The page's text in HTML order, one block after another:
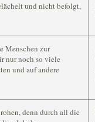
und nicht befolgt,
Menschen zur
nur noch so viele
und auf andere
denn durch all die